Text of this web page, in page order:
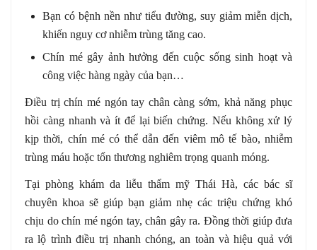
Bạn có bệnh nền như tiểu đường, suy giảm miễn dịch,
khiến nguy cơ nhiễm trùng tăng cao.
Chín mé gây ảnh hưởng đến cuộc sống sinh hoạt và
công việc hàng ngày của bạn…
Điều trị chín mé ngón tay chân càng sớm, khả năng phục
hồi càng nhanh và ít để lại biến chứng. Nếu không xử lý
kịp thời, chín mé có thể dẫn đến viêm mô tế bào, nhiễm
trùng máu hoặc tổn thương nghiêm trọng quanh móng.
Tại phòng khám da liễu thẩm mỹ Thái Hà, các bác sĩ
chuyên khoa sẽ giúp bạn giảm nhẹ các triệu chứng khó
chịu do chín mé ngón tay, chân gây ra. Đồng thời giúp đưa
ra lộ trình điều trị nhanh chóng, an toàn và hiệu quả với